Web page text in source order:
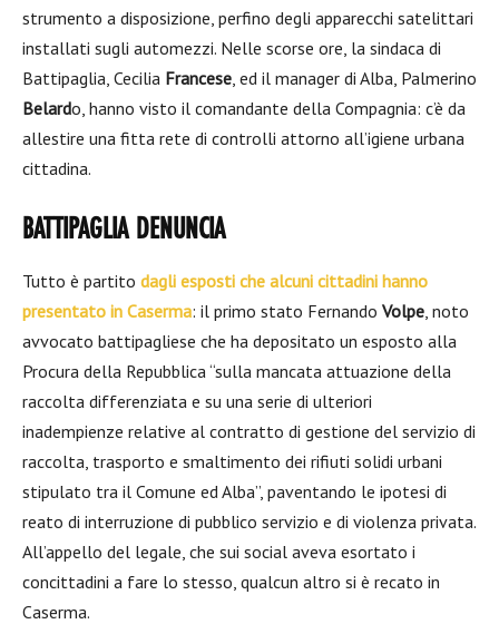
strumento a disposizione, perfino degli apparecchi satelittari
installati sugli automezzi. Nelle scorse ore, la sindaca di
Battipaglia, Cecilia Francese, ed il manager di Alba, Palmerino
Belardo, hanno visto il comandante della Compagnia: c’è da
allestire una fitta rete di controlli attorno all’igiene urbana
cittadina.
BATTIPAGLIA DENUNCIA
Tutto è partito dagli esposti che alcuni cittadini hanno
presentato in Caserma: il primo stato Fernando Volpe, noto
avvocato battipagliese che ha depositato un esposto alla
Procura della Repubblica “sulla mancata attuazione della
raccolta differenziata e su una serie di ulteriori
inadempienze relative al contratto di gestione del servizio di
raccolta, trasporto e smaltimento dei rifiuti solidi urbani
stipulato tra il Comune ed Alba”, paventando le ipotesi di
reato di interruzione di pubblico servizio e di violenza privata.
All’appello del legale, che sui social aveva esortato i
concittadini a fare lo stesso, qualcun altro si è recato in
Caserma.